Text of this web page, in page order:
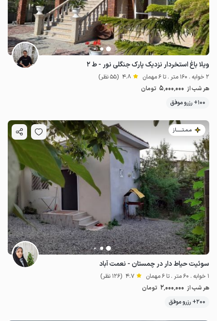
3میلیون ت
ویلا باغ استخردار نزدیک پارک جنگلی نور - ط ۲
2 خوابه . 160 متر . تا 6 مهمان 4.8 (55 نظر)
هر شب از 5٬000٬000 تومان
100+ رزرو موفق
مـمـتــــــاز
سوئیت حیاط دار در چمستان - نعمت آباد
1 خوابه . 60 متر . تا 6 مهمان 4.7 (126 نظر)
هر شب از 2٬000٬000 تومان
200+ رزرو موفق